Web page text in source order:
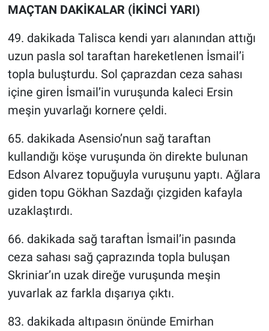
MAÇTAN DAKİKALAR (İKİNCİ YARI)
49. dakikada Talisca kendi yarı alanından attığı
uzun pasla sol taraftan hareketlenen İsmail’i
topla buluşturdu. Sol çaprazdan ceza sahası
içine giren İsmail’in vuruşunda kaleci Ersin
meşin yuvarlağı kornere çeldi.
65. dakikada Asensio’nun sağ taraftan
kullandığı köşe vuruşunda ön direkte bulunan
Edson Alvarez topuğuyla vuruşunu yaptı. Ağlara
giden topu Gökhan Sazdağı çizgiden kafayla
uzaklaştırdı.
66. dakikada sağ taraftan İsmail’in pasında
ceza sahası sağ çaprazında topla buluşan
Skriniar’ın uzak direğe vuruşunda meşin
yuvarlak az farkla dışarıya çıktı.
83. dakikada altıpasın önünde Emirhan